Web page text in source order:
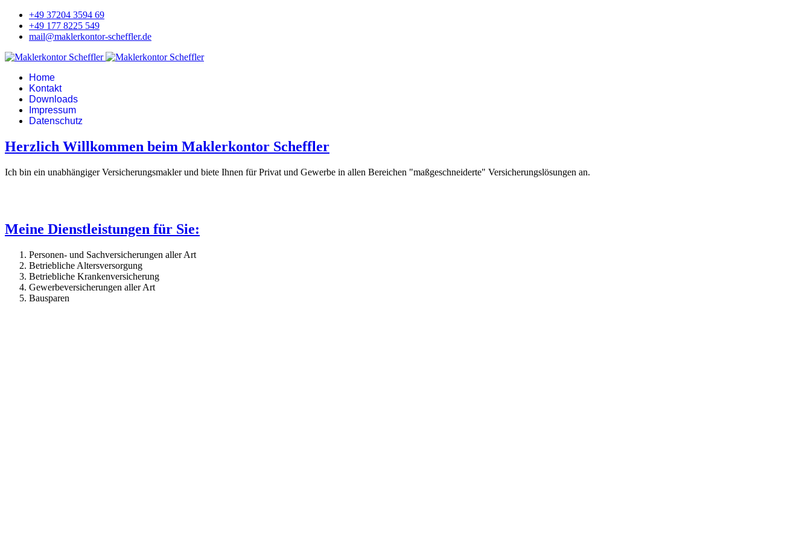
+49 37204 3594 69
+49 177 8225 549
mail@maklerkontor-scheffler.de
Home
Kontakt
Downloads
Impressum
Datenschutz
Herzlich Willkommen beim Maklerkontor Scheffler
Ich bin ein unabhängiger Versicherungsmakler und biete Ihnen für Privat und Gewerbe in allen Bereichen "maßgeschneiderte" Versicherungslösungen an.
Meine Dienstleistungen für Sie:
Personen- und Sachversicherungen aller Art
Betriebliche Altersversorgung
Betriebliche Krankenversicherung
Gewerbeversicherungen aller Art
Bausparen